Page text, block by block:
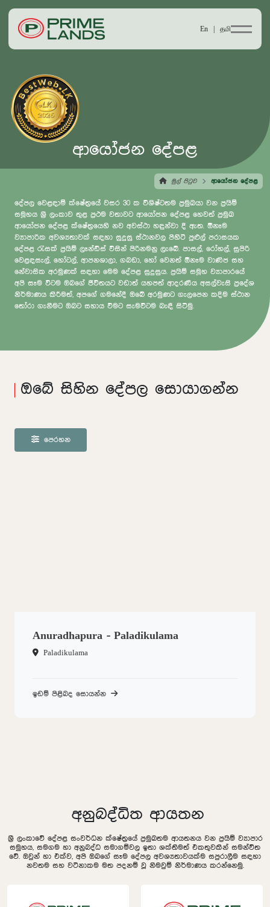
En | தமி
ආයෝජන දේපළ
මුල් පිටුව ආයෝජන දේපළ
දේපල වෙළඳාම් ක්ෂේත්‍රයේ වසර 30 ක විශිෂ්ටතම ප්‍රමුඛයා වන ප්‍රයිම්
සමූහය ශ්‍රී ලංකාව තුළ ප්‍රථම වතාවට ආයෝජන දේපළ හෙවත් ප්‍රමුඛ
ආයෝජන දේපළ ක්ෂේත්‍රයෙහි නව අවස්ථා හඳුන්වා දී ඇත. ඕනෑම
ව්‍යාපාරික අවශ්‍යතාවක් සඳහා සුදුසු ස්ථානවල පිහිටි පුළුල් පරාසයක
දේපළ රැසක් ප්‍රයිම් ලෑන්ඩ්ස් විසින් පිරිනමනු ලැබේ. පාසල්, රෝහල්, සුපිරි
වෙළඳසැල්, හෝටල්, ආපනශාලා, ගබඩා, හෝ වෙනත් ඕනෑම වාණිජ සහ
නේවාසික අරමුණක් සඳහා මෙම දේපළ සුදුසුය. ප්‍රයිම් සමූහ ව්‍යාපාරයේ
අපි සෑම විටම ඔබගේ ජීවිතයට වඩාත් යහපත් ආදරණීය අසල්වැසි ප්‍රදේශ
නිර්මාණය කිරීමත්, අපගේ ගමනේදී ඔබේ අරමුණට ගැලපෙන කදිම ස්ථාන
තෝරා ගැනීමට ඔබට සහාය වීමට සැමවිටම බැඳී සිටිමු.
ඔබේ සිහින දේපල සොයාගන්න
පෙරහන
Anuradhapura - Paladikulama
Paladikulama
ඉඩම් පිළිබද සොයන්න
අනුබද්ධිත ආයතන
ශ්‍රී ලංකාවේ දේපළ සංවර්ධන ක්ෂේත්‍රයේ ප්‍රමුඛතම ආයතනය වන ප්‍රයිම් ව්‍යාපාර
සමුහය, සමගම හා අනුබද්ධ සමාගම්වල ඉතා ශක්තිමත් එකතුවකින් සමන්විත
වේ. ඔවුන් හා එක්ව, අපි ඔබගේ සෑම දේපල අවශ්‍යතාවයක්ම සපුරාලීම සඳහා
නවතම සහ වටිනාකම මත පදනම් වූ නිමවුම් නිර්මාණය කරන්නෙමු.